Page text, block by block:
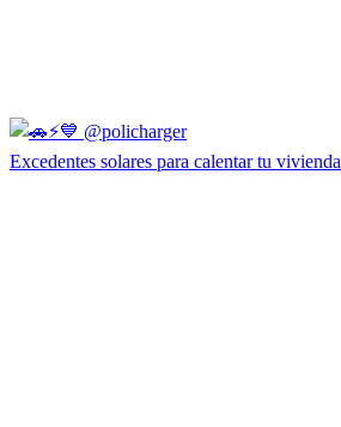
Excedentes solares para calentar tu vivienda